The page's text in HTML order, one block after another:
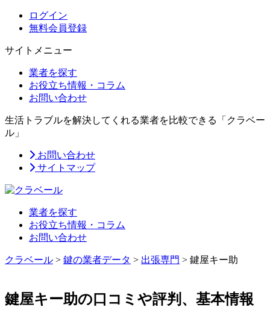
ログイン
無料会員登録
サイトメニュー
業者を探す
お役立ち情報・コラム
お問い合わせ
生活トラブルを解決してくれる業者を比較できる「クラベー
ル」
お問い合わせ
サイトマップ
業者を探す
お役立ち情報・コラム
お問い合わせ
クラベール > 鍵の業者データ > 出張専門 > 鍵屋キー助
鍵屋キー助の口コミや評判、基本情報